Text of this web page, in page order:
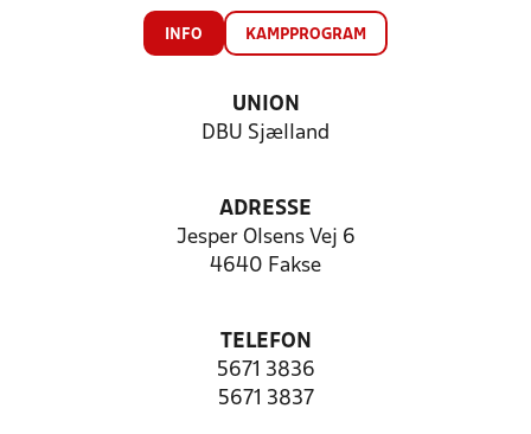
INFO KAMPPROGRAM
UNION
DBU Sjælland
ADRESSE
Jesper Olsens Vej 6
4640 Fakse
TELEFON
5671 3836
5671 3837